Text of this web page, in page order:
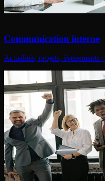
Communication interne
Actualités, projets, événements